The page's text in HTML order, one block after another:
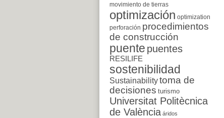
movimiento de tierras
optimización optimization
perforación procedimientos
de construcción
puente puentes
RESILIFE
sostenibilidad
Sustainabilitytoma de
decisiones turismo
Universitat Politècnica
de València áridos